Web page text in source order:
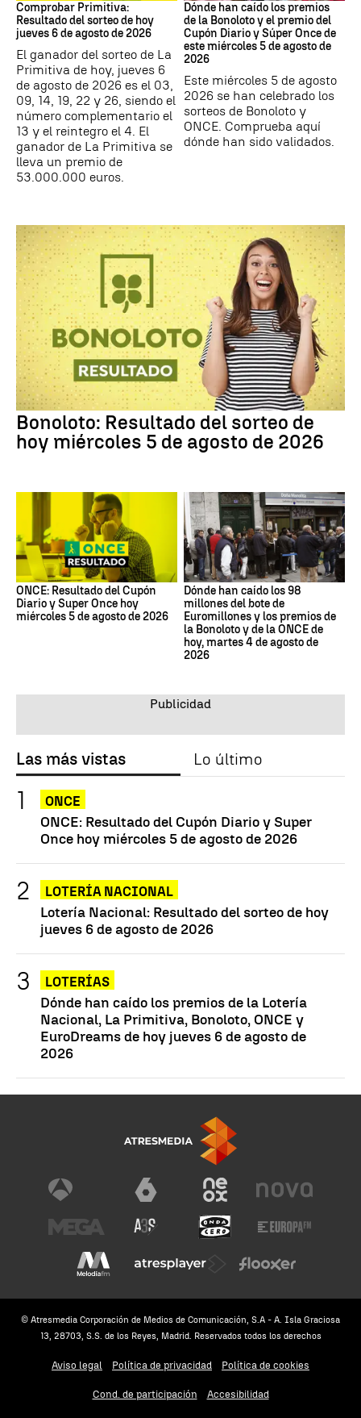
Comprobar Primitiva:
Resultado del sorteo de hoy
jueves 6 de agosto de 2026
El ganador del sorteo de La
Primitiva de hoy, jueves 6
de agosto de 2026 es el 03,
09, 14, 19, 22 y 26, siendo el
número complementario el
13 y el reintegro el 4. El
ganador de La Primitiva se
lleva un premio de
53.000.000 euros.
Dónde han caído los premios
de la Bonoloto y el premio del
Cupón Diario y Súper Once de
este miércoles 5 de agosto de
2026
Este miércoles 5 de agosto
2026 se han celebrado los
sorteos de Bonoloto y
ONCE. Comprueba aquí
dónde han sido validados.
Bonoloto: Resultado del sorteo de
hoy miércoles 5 de agosto de 2026
ONCE: Resultado del Cupón
Diario y Super Once hoy
miércoles 5 de agosto de 2026
Dónde han caído los 98
millones del bote de
Euromillones y los premios de
la Bonoloto y de la ONCE de
hoy, martes 4 de agosto de
2026
Las más vistas Lo último
ONCE
ONCE: Resultado del Cupón Diario y Super
Once hoy miércoles 5 de agosto de 2026
LOTERÍA NACIONAL
Lotería Nacional: Resultado del sorteo de hoy
jueves 6 de agosto de 2026
LOTERÍAS
Dónde han caído los premios de la Lotería
Nacional, La Primitiva, Bonoloto, ONCE y
EuroDreams de hoy jueves 6 de agosto de
2026
© Atresmedia Corporación de Medios de Comunicación, S.A - A. Isla Graciosa
13, 28703, S.S. de los Reyes, Madrid. Reservados todos los derechos
Aviso legal Política de privacidad Política de cookies
Cond. de participación Accesibilidad